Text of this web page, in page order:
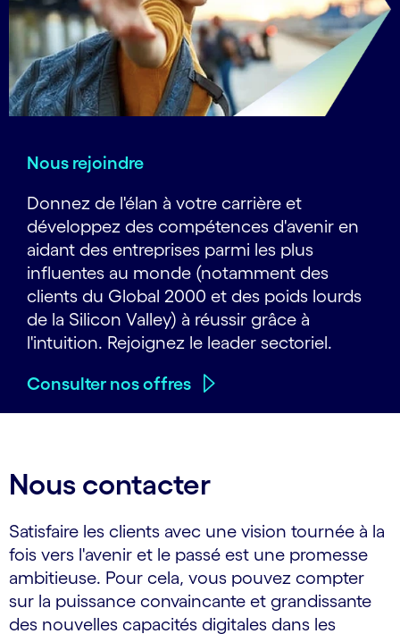
Nous rejoindre
Donnez de l'élan à votre carrière et
développez des compétences d'avenir en
aidant des entreprises parmi les plus
influentes au monde (notamment des
clients du Global 2000 et des poids lourds
de la Silicon Valley) à réussir grâce à
l'intuition. Rejoignez le leader sectoriel.
Consulter nos offres
Nous contacter
Satisfaire les clients avec une vision tournée à la
fois vers l'avenir et le passé est une promesse
ambitieuse. Pour cela, vous pouvez compter
sur la puissance convaincante et grandissante
des nouvelles capacités digitales dans les